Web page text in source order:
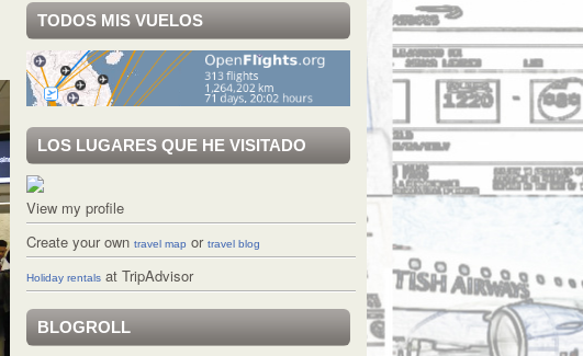
TODOS MIS VUELOS
LOS LUGARES QUE HE VISITADO
View my profile
Create your own travel map or travel blog
Holiday rentals at TripAdvisor
BLOGROLL